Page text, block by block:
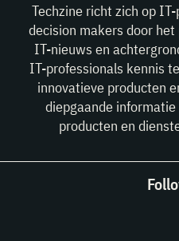
Techzine richt zich op
decision makers door
IT-nieuws en
IT-professionals kennis
innovatieve producten
diepgaande
producten en